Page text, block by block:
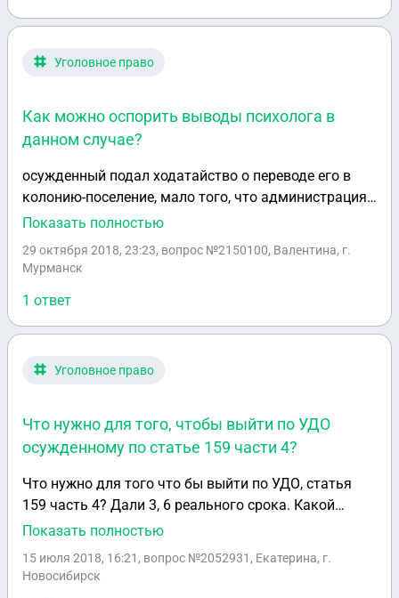
Уголовное право
Как можно оспорить выводы психолога в
данном случае?
осужденный подал ходатайство о переводе его в
колонию-поселение, мало того, что администрация
не поддерживает, так еще и психолог посчитал
зависим от администрации и не напишет никогда
как-то в суде этот момент обойти либо просить
показать результаты тестов независимым
Показать полностью
29 октября 2018, 23:23, вопрос №2150100, Валентина, г.
Мурманск
1 ответ
Уголовное право
Что нужно для того, чтобы выйти по УДО
осужденному по статье 159 части 4?
Что нужно для того что бы выйти по УДО, статья
159 часть 4? Дали 3, 6 реального срока. Какой
требуется пакет документов? И будет ли разница в
региона?
Показать полностью
15 июля 2018, 16:21 , вопрос №2052931, Екатерина, г.
Новосибирск